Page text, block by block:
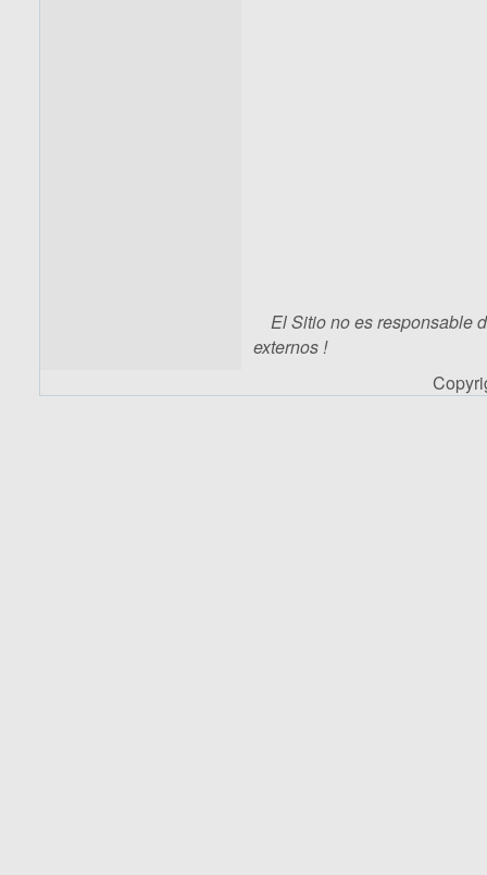
El Sitio no es responsable
externos !